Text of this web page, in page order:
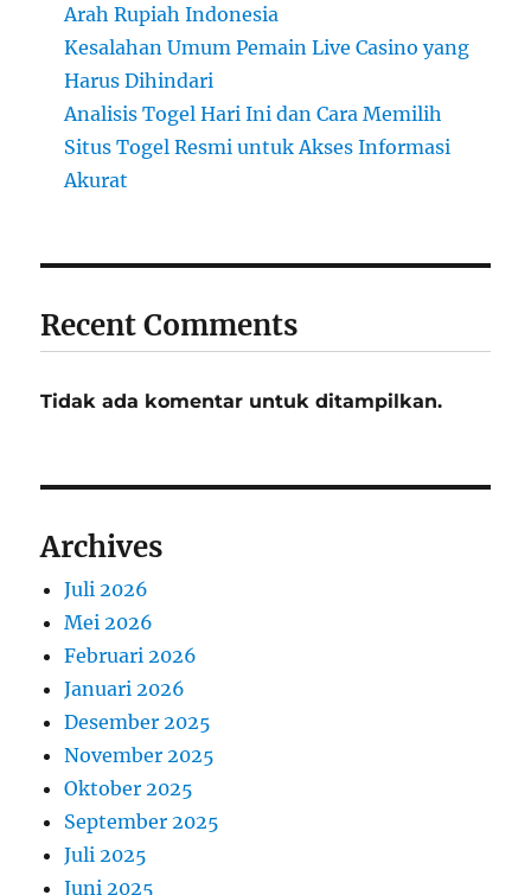
Arah Rupiah Indonesia
Kesalahan Umum Pemain Live Casino yang
Harus Dihindari
Analisis Togel Hari Ini dan Cara Memilih
Situs Togel Resmi untuk Akses Informasi
Akurat
Recent Comments
Tidak ada komentar untuk ditampilkan.
Archives
Juli 2026
Mei 2026
Februari 2026
Januari 2026
Desember 2025
November 2025
Oktober 2025
September 2025
Juli 2025
Juni 2025